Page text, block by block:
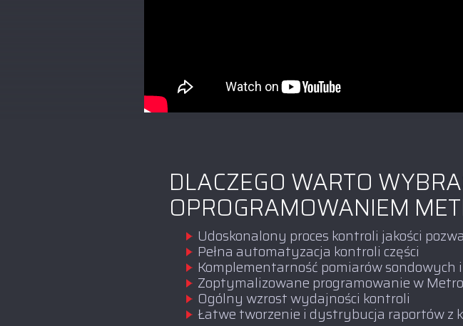
DLACZEGO WARTO
OPROGRAMOWANIEM
Udoskonalony proces kontroli jakości
Pełna automatyzacja kontroli części
Komplementarność pomiarów sondowych
Zoptymalizowane programowanie w
Ogólny wzrost wydajności kontroli
Łatwe tworzenie i dystrybucja raportów z